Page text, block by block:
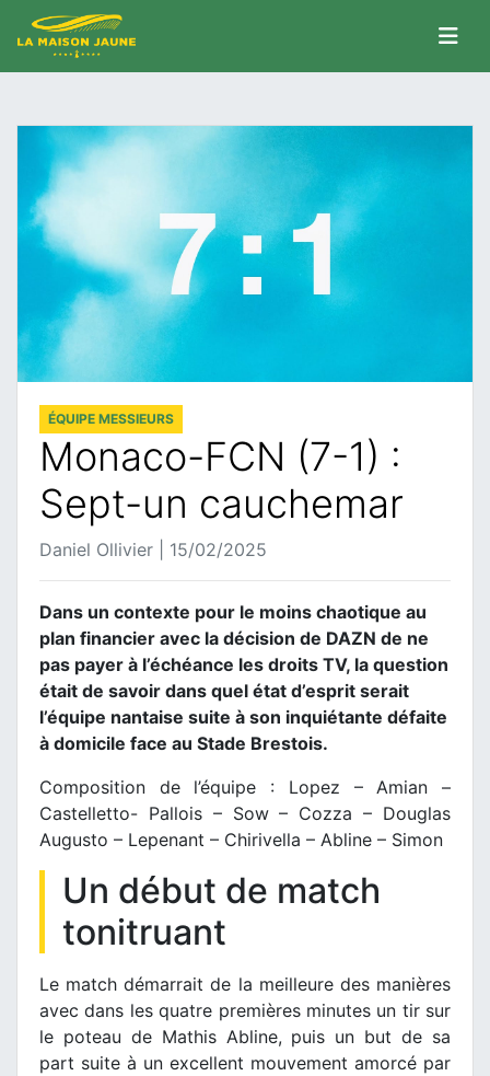
ÉQUIPE MESSIEURS
Monaco-FCN (7-1) :
Sept-un cauchemar
Daniel Ollivier | 15/02/2025
Dans un contexte pour le moins chaotique au
plan financier avec la décision de DAZN de ne
pas payer à l’échéance les droits TV, la question
était de savoir dans quel état d’esprit serait
l’équipe nantaise suite à son inquiétante défaite
à domicile face au Stade Brestois.
Composition de l’équipe : Lopez – Amian –
Castelletto- Pallois – Sow – Cozza – Douglas
Augusto – Lepenant – Chirivella – Abline – Simon
Un début de match
tonitruant
Le match démarrait de la meilleure des manières
avec dans les quatre premières minutes un tir sur
le poteau de Mathis Abline, puis un but de sa
part suite à un excellent mouvement amorcé par